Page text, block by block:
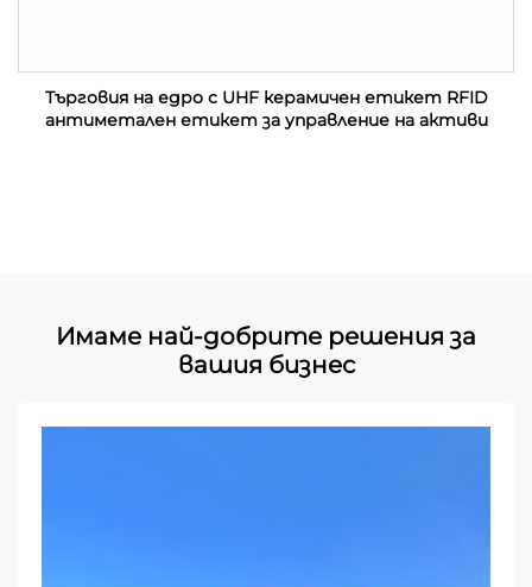
Търговия на едро с UHF керамичен етикет RFID
антиметален етикет за управление на активи
Имаме най-добрите решения за
вашия бизнес